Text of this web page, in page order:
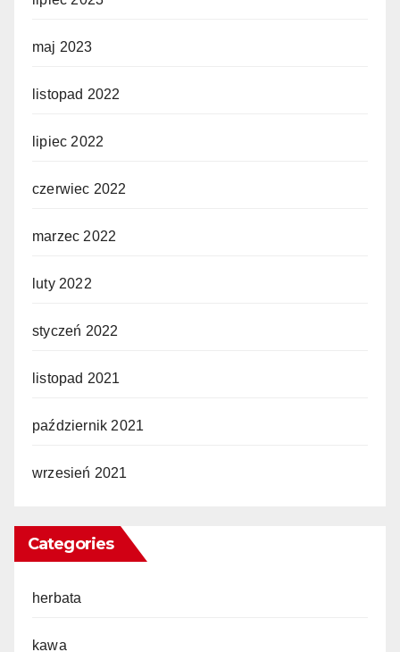
maj 2023
listopad 2022
lipiec 2022
czerwiec 2022
marzec 2022
luty 2022
styczeń 2022
listopad 2021
październik 2021
wrzesień 2021
Categories
herbata
kawa